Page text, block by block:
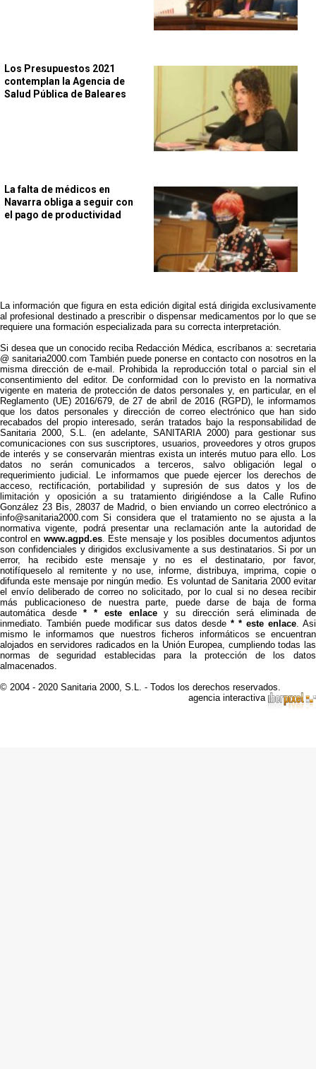
Los Presupuestos 2021
contemplan la Agencia de
Salud Pública de Baleares
La falta de médicos en
Navarra obliga a seguir con
el pago de productividad
La información que figura en esta edición digital está dirigida exclusivamente
al profesional destinado a prescribir o dispensar medicamentos por lo que se
requiere una formación especializada para su correcta interpretación.
Si desea que un conocido reciba Redacción Médica, escríbanos a: secretaria
@ sanitaria2000.com También puede ponerse en contacto con nosotros en la
misma dirección de e-mail. Prohibida la reproducción total o parcial sin el
consentimiento del editor. De conformidad con lo previsto en la normativa
vigente en materia de protección de datos personales y, en particular, en el
Reglamento (UE) 2016/679, de 27 de abril de 2016 (RGPD), le informamos
que los datos personales y dirección de correo electrónico que han sido
recabados del propio interesado, serán tratados bajo la responsabilidad de
Sanitaria 2000, S.L. (en adelante, SANITARIA 2000) para gestionar sus
comunicaciones con sus suscriptores, usuarios, proveedores y otros grupos
de interés y se conservarán mientras exista un interés mutuo para ello. Los
datos no serán comunicados a terceros, salvo obligación legal o
requerimiento judicial. Le informamos que puede ejercer los derechos de
acceso, rectificación, portabilidad y supresión de sus datos y los de
limitación y oposición a su tratamiento dirigiéndose a la Calle Rufino
González 23 Bis, 28037 de Madrid, o bien enviando un correo electrónico a
info@sanitaria2000.com Si considera que el tratamiento no se ajusta a la
normativa vigente, podrá presentar una reclamación ante la autoridad de
control en www.agpd.es. Este mensaje y los posibles documentos adjuntos
son confidenciales y dirigidos exclusivamente a sus destinatarios. Si por un
error, ha recibido este mensaje y no es el destinatario, por favor,
notifíqueselo al remitente y no use, informe, distribuya, imprima, copie o
difunda este mensaje por ningún medio. Es voluntad de Sanitaria 2000 evitar
el envío deliberado de correo no solicitado, por lo cual si no desea recibir
más publicacioneso de nuestra parte, puede darse de baja de forma
automática desde* * este enlacey su dirección será eliminada de
inmediato. También puede modificar sus datos desde * * este enlace. Asi
mismo le informamos que nuestros ficheros informáticos se encuentran
alojados en servidores radicados en la Unión Europea, cumpliendo todas las
normas de seguridad establecidas para la protección de los datos
almacenados.
© 2004 - 2020 Sanitaria 2000, S.L. - Todos los derechos reservados.
agencia interactiva